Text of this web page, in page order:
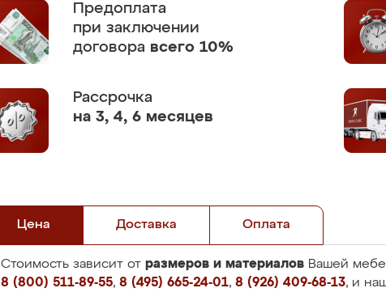
Предоплата
при заключении
договора всего 10%
Рассрочка
на 3, 4, 6 месяцев
Цена Доставка Оплата
Стоимость зависит от размеров и материалов Вашей
8 (800) 511-89-55, 8 (495) 665-24-01, 8 (926) 409-68-13, и